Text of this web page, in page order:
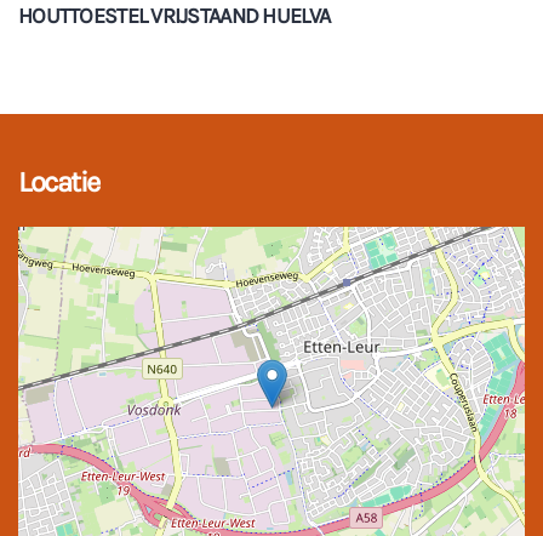
HOUTTOESTEL VRIJSTAAND HUELVA
Locatie